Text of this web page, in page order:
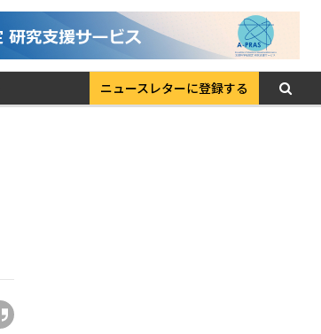
ニュースレターに登録する